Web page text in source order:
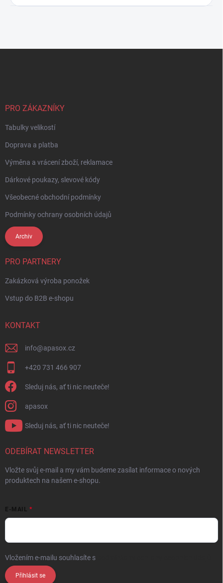
PRO ZÁKAZNÍKY
Tabulky velikostí
Doprava a platba
Výměna a vrácení zboží, reklamace
Dárkové poukazy, slevové kódy
Všeobecné obchodní podmínky
Podmínky ochrany osobních údajů
Archiv
PRO PARTNERY
Zakázková výroba ponožek
Vstup do B2B e-shopu
KONTAKT
info@apasox.cz
+420 731 466 907
Sleduj nás, ať ti nic neuteče!
apasox
Sleduj nás, ať ti nic neuteče!
ODEBÍRAT NEWSLETTER
Vložte svůj e-mail a my vám budeme zasílat informace o nových
produktech na našem e-shopu.
E-MAIL
Vložením e-mailu souhlasíte s
Přihlásit se